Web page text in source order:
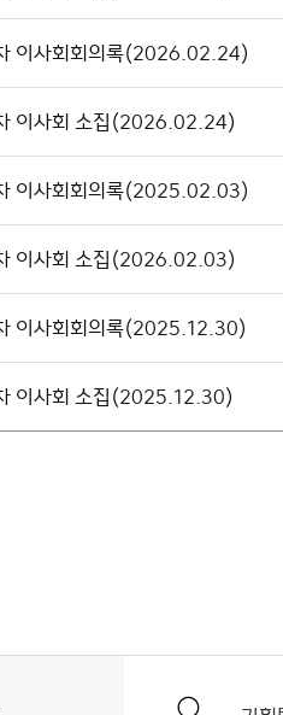
이사회회의록(2026.02.24)
이사회 소집(2026.02.24)
이사회회의록(2025.02.03)
이사회 소집(2026.02.03)
이사회회의록(2025.12.30)
이사회 소집(2025.12.30)